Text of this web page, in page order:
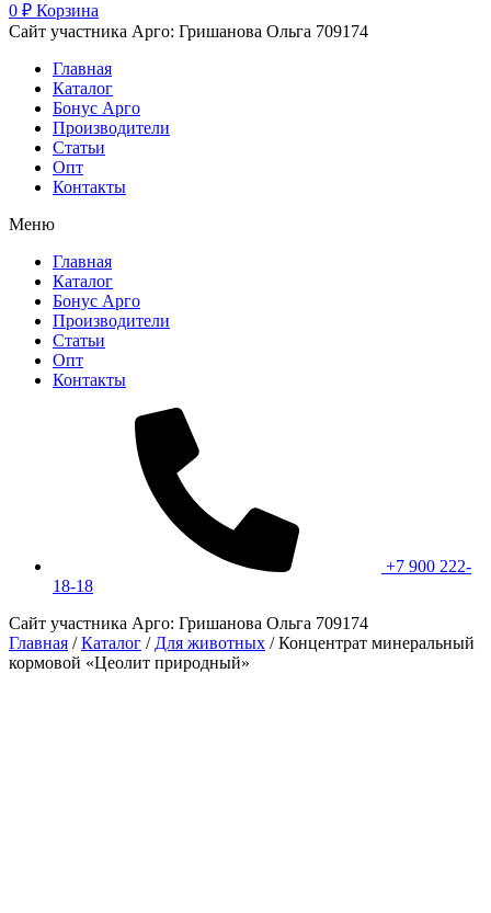
0 ₽ Корзина
Сайт участника Арго: Гришанова Ольга 709174
Главная
Каталог
Бонус Арго
Производители
Статьи
Опт
Контакты
Меню
Главная
Каталог
Бонус Арго
Производители
Статьи
Опт
Контакты
+7 900 222-
18-18
Сайт участника Арго: Гришанова Ольга 709174
Главная / Каталог / Для животных / Концентрат минеральный
кормовой «Цеолит природный»